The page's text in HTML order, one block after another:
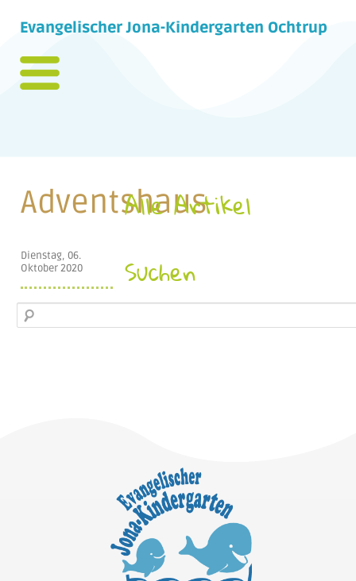
Evangelischer Jona-Kindergarten Ochtrup
Adventshaus
Dienstag, 06.
Oktober 2020
Alle Artikel
Suchen